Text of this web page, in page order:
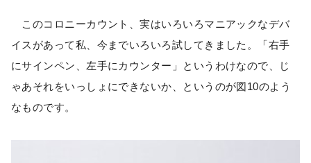
このコロニーカウント、実はいろいろマニアックなデバ
イスがあって私、今までいろいろ試してきました。「右手
にサインペン、左手にカウンター」というわけなので、じ
ゃあそれをいっしょにできないか、というのが図10のよう
なものです。